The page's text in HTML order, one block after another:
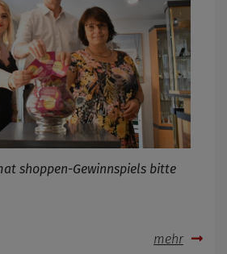
shoppen-Gewinnspiels bitte
mehr